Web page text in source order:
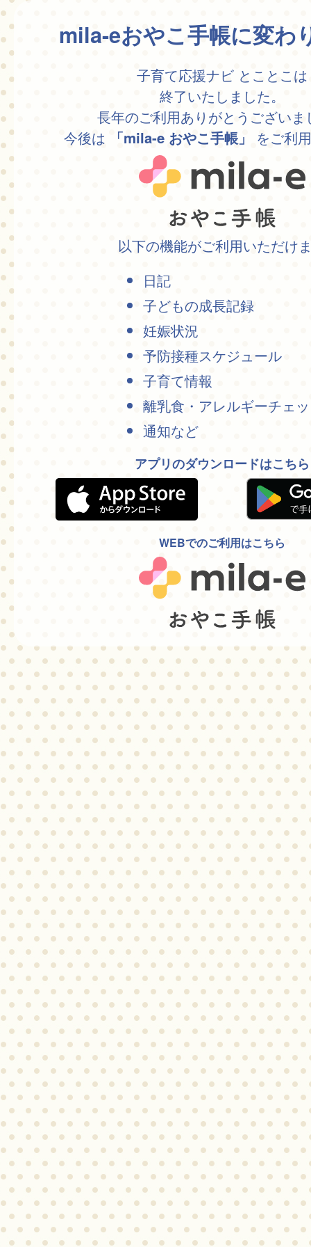
mila-eおやこ手帳に変わ
子育て応援ナビ とことこは
終了いたしました。
長年のご利用ありがとうございま
今後は
「mila-e おやこ手帳」 をご利
以下の機能がご利用いただけ
日記
子どもの成長記録
妊娠状況
予防接種スケジュール
子育て情報
離乳食・アレルギーチェ
通知など
アプリのダウンロードはこちら
WEBでのご利用はこちら